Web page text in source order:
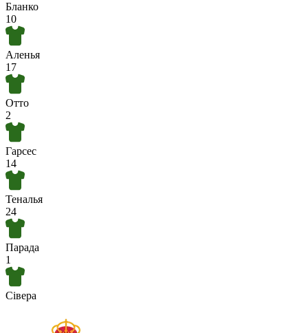
Бланко
10
Аленья
17
Отто
2
Гарсес
14
Теналья
24
Парада
1
Сівера